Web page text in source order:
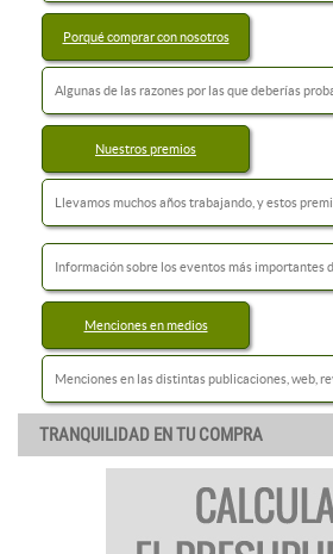
Porqué comprar con nosotros
Algunas de las razones por las que deberías
Nuestros premios
Llevamos muchos años trabajando, y estos
Información sobre los eventos más importantes
Menciones en medios
Menciones en las distintas publicaciones, web,
TRANQUILIDAD EN TU COMPRA